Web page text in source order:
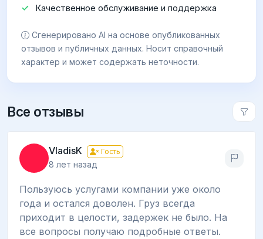
Качественное обслуживание и поддержка
Сгенерировано AI на основе опубликованных
отзывов и публичных данных. Носит справочный
характер и может содержать неточности.
Все отзывы
VladisK Гость
8 лет назад
Пользуюсь услугами компании уже около
года и остался доволен. Груз всегда
приходит в целости, задержек не было. На
все вопросы получаю подробные ответы.